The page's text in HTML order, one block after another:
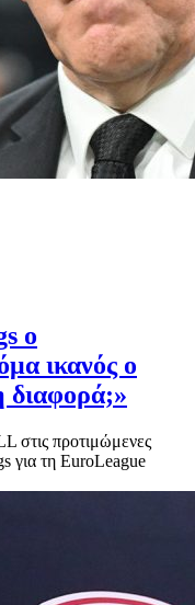
ο
ικανός ο
διαφορά;»
στις προτιμώμενες
για τη EuroLeague